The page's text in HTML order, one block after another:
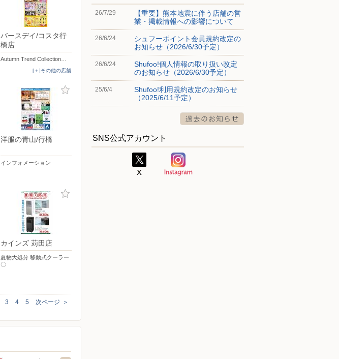
バースデイ/コスタ行
橋店
Autumn Trend Collection…
[＋]その他の店舗
洋服の青山/行橋
インフォメーション
カインズ 苅田店
夏物大処分 移動式クーラー
〇
3 4 5 次ページ ＞
26/7/29
【重要】熊本地震に伴う店舗の営
業・掲載情報への影響について
26/6/24
シュフーポイント会員規約改定の
お知らせ（2026/6/30予定）
26/6/24
Shufoo!個人情報の取り扱い改定
のお知らせ（2026/6/30予定）
25/6/4
Shufoo!利用規約改定のお知らせ
（2025/6/11予定）
SNS公式アカウント